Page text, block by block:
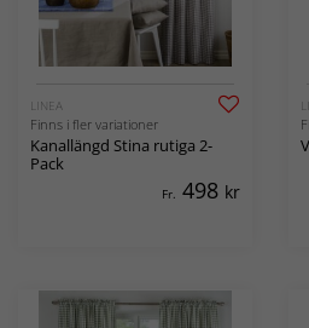
LINEA
Finns i fler variationer
Kanallängd Stina rutiga 2-
Pack
Fr. 498 kr